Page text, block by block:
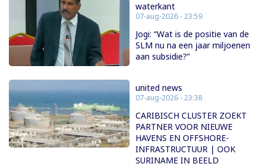
waterkant
07-aug-2026 - 23:59
Jogi: “Wat is de positie van de
SLM nu na een jaar miljoenen
aan subsidie?”
united news
07-aug-2026 - 23:38
CARIBISCH CLUSTER ZOEKT
PARTNER VOOR NIEUWE
HAVENS EN OFFSHORE-
INFRASTRUCTUUR | OOK
SURINAME IN BEELD